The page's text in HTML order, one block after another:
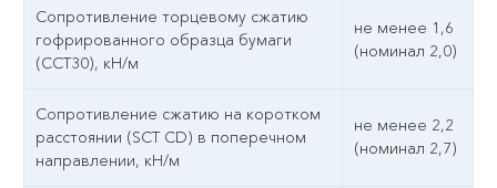
Сопротивление торцевому сжатию
гофрированного образца бумаги
(ССТ30), кН/м
не менее 1,6
(номинал 2,0)
Сопротивление сжатию на коротком
расстоянии (SCT CD) в поперечном
направлении, кН/м
не менее 2,2
(номинал 2,7)